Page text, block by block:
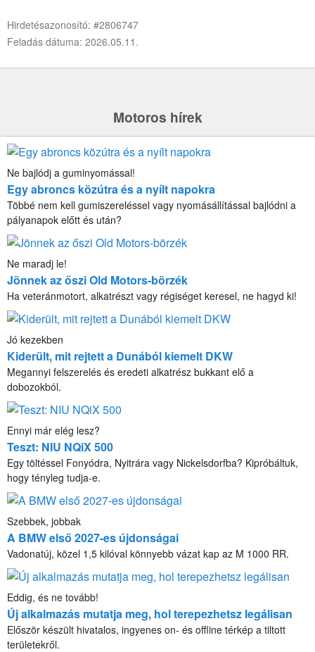
Hirdetésazonosító: #2806747
Feladás dátuma: 2026.05.11.
Motoros hírek
Ne bajlódj a guminyomással!
Egy abroncs közútra és a nyílt napokra
Többé nem kell gumiszereléssel vagy nyomásállítással bajlódni a
pályanapok előtt és után?
Ne maradj le!
Jönnek az őszi Old Motors-börzék
Ha veteránmotort, alkatrészt vagy régiséget keresel, ne hagyd ki!
Jó kezekben
Kiderült, mit rejtett a Dunából kiemelt DKW
Megannyi felszerelés és eredeti alkatrész bukkant elő a
dobozokból.
Ennyi már elég lesz?
Teszt: NIU NQiX 500
Egy töltéssel Fonyódra, Nyitrára vagy Nickelsdorfba? Kipróbáltuk,
hogy tényleg tudja-e.
Szebbek, jobbak
A BMW első 2027-es újdonságai
Vadonatúj, közel 1,5 kilóval könnyebb vázat kap az M 1000 RR.
Eddig, és ne tovább!
Új alkalmazás mutatja meg, hol terepezhetsz legálisan
Először készült hivatalos, ingyenes on- és offline térkép a tiltott
területekről.